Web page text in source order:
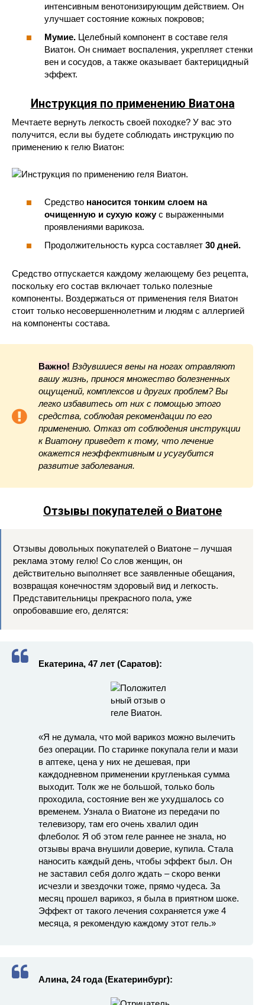
интенсивным венотонизирующим действием. Он
улучшает состояние кожных покровов;
Мумие. Целебный компонент в составе геля
Виатон. Он снимает воспаления, укрепляет стенки
вен и сосудов, а также оказывает бактерицидный
эффект.
Инструкция по применению Виатона
Мечтаете вернуть легкость своей походке? У вас это
получится, если вы будете соблюдать инструкцию по
применению к гелю Виатон:
Средство наносится тонким слоем на
очищенную и сухую кожус выраженными
проявлениями варикоза.
Продолжительность курса составляет 30 дней.
Средство отпускается каждому желающему без рецепта,
поскольку его состав включает только полезные
компоненты. Воздержаться от применения геля Виатон
стоит только несовершеннолетним и людям с аллергией
на компоненты состава.
Важно! Вздувшиеся вены на ногах отравляют
вашу жизнь, принося множество болезненных
ощущений, комплексов и других проблем? Вы
легко избавитесь от них с помощью этого
средства, соблюдая рекомендации по его
применению. Отказ от соблюдения инструкции
к Виатону приведет к тому, что лечение
окажется неэффективным и усугубится
развитие заболевания.
Отзывы покупателей о Виатоне
Отзывы довольных покупателей о Виатоне – лучшая
реклама этому гелю! Со слов женщин, он
действительно выполняет все заявленные обещания,
возвращая конечностям здоровый вид и легкость.
Представительницы прекрасного пола, уже
опробовавшие его, делятся:
Екатерина, 47 лет (Саратов):
«Я не думала, что мой варикоз можно вылечить
без операции. По старинке покупала гели и мази
в аптеке, цена у них не дешевая, при
каждодневном применении кругленькая сумма
выходит. Толк же не большой, только боль
проходила, состояние вен же ухудшалось со
временем. Узнала о Виатоне из передачи по
телевизору, там его очень хвалил один
флеболог. Я об этом геле раннее не знала, но
отзывы врача внушили доверие, купила. Стала
наносить каждый день, чтобы эффект был. Он
не заставил себя долго ждать – скоро венки
исчезли и звездочки тоже, прямо чудеса. За
месяц прошел варикоз, я была в приятном шоке.
Эффект от такого лечения сохраняется уже 4
месяца, я рекомендую каждому этот гель.»
Алина, 24 года (Екатеринбург):